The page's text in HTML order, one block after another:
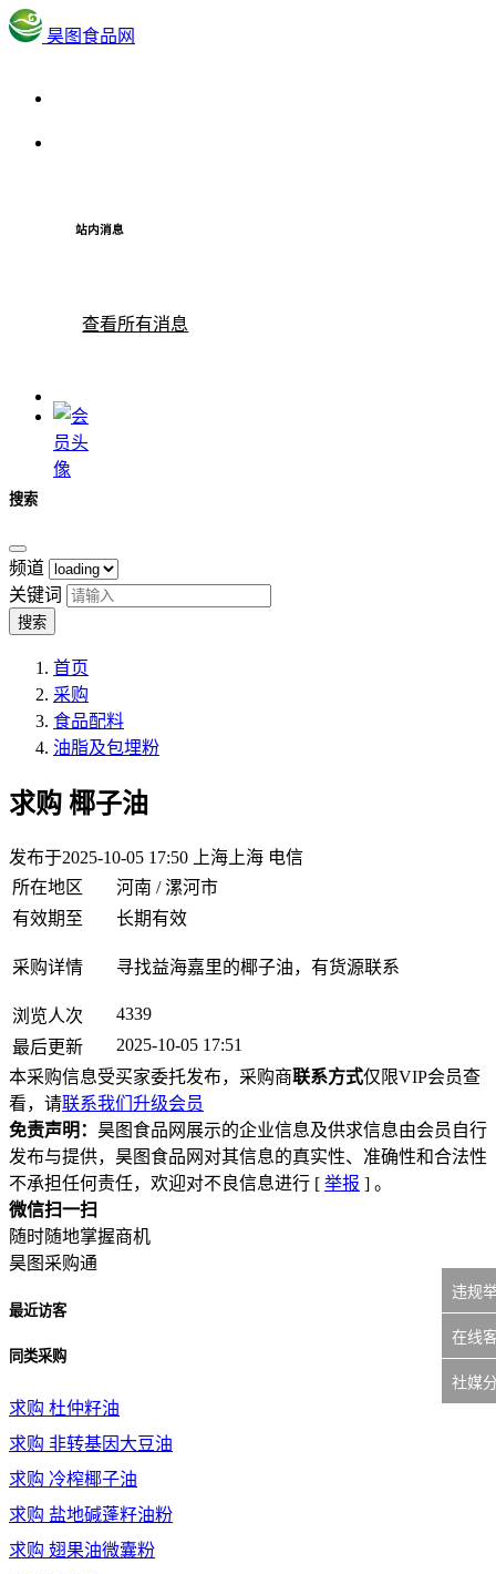
昊图食品网
站内消息
查看所有消息
搜索
频道
关键词
搜索
首页
采购
食品配料
油脂及包埋粉
求购 椰子油
发布于2025-10-05 17:50
上海上海 电信
所在地区
河南 / 漯河市
有效期至
长期有效
采购详情 寻找益海嘉里的椰子油，有货源联系
浏览人次
4339
最后更新
2025-10-05 17:51
本采购信息受买家委托发布，采购商联系方式仅限VIP会员查
看，请联系我们升级会员
免责声明： 昊图食品网展示的企业信息及供求信息由会员自行
发布与提供，昊图食品网对其信息的真实性、准确性和合法性
不承担任何责任，欢迎对不良信息进行 [ 举报 ] 。
微信扫一扫
随时随地掌握商机
昊图采购通
最近访客
同类采购
求购 杜仲籽油
求购 非转基因大豆油
求购 冷榨椰子油
求购 盐地碱蓬籽油粉
求购 翅果油微囊粉
违规
在线
社媒